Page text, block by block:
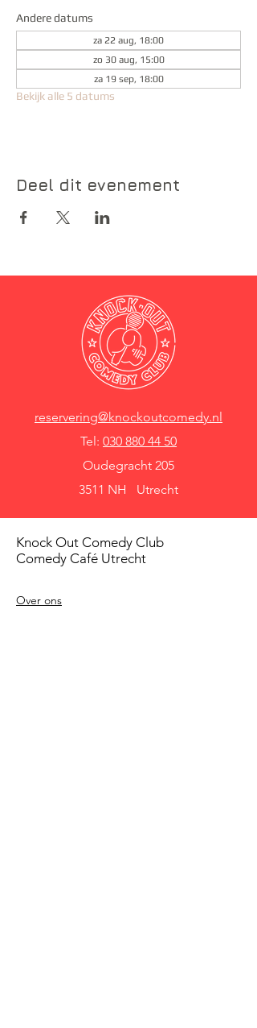
Andere datums
za 22 aug, 18:00
zo 30 aug, 15:00
za 19 sep, 18:00
Bekijk alle 5 datums
Deel dit evenement
reservering@knockoutcomedy.nl
Tel: 030 880 44 50
Oudegracht 205
3511 NH Utrecht
Knock Out Comedy Club
Comedy Café Utrecht
Over ons